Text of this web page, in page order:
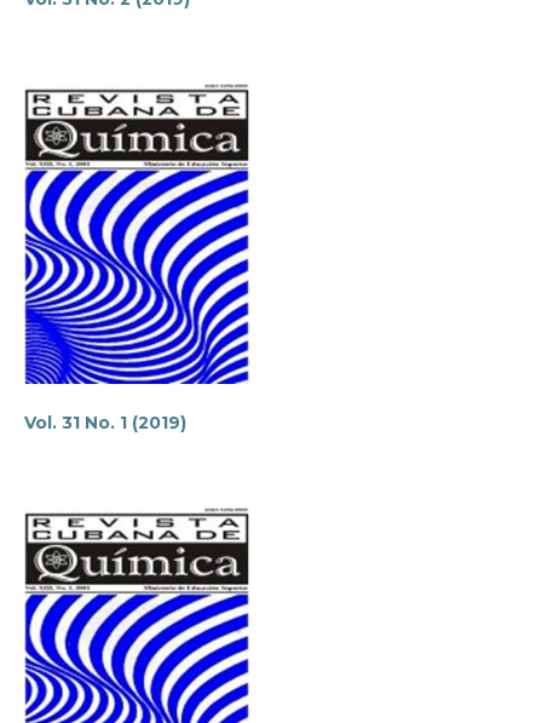
Vol. 31 No. 1 (2019)